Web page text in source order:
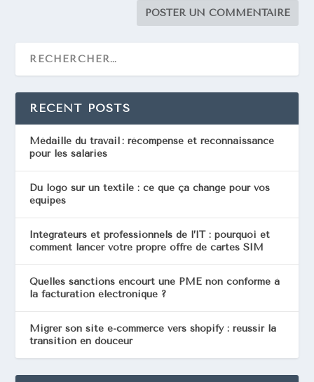
RECENT POSTS
Médaille du travail : récompense et reconnaissance
pour les salariés
Du logo sur un textile : ce que ça change pour vos
équipes
Intégrateurs et professionnels de l’IT : pourquoi et
comment lancer votre propre offre de cartes SIM
Quelles sanctions encourt une PME non conforme à
la facturation électronique ?
Migrer son site e-commerce vers shopify : réussir la
transition en douceur